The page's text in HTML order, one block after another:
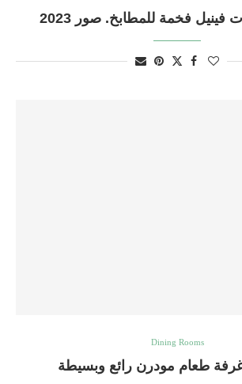
فينيل فخمة للمطابخ. صور 2023
Dining Rooms